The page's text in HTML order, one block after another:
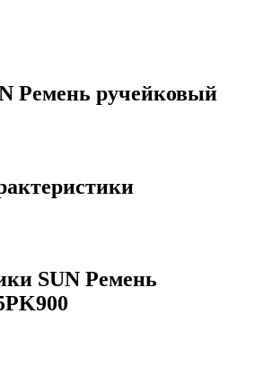
Ремень ручейковый
SUN Ремень